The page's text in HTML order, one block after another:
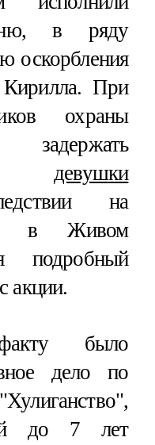
в ряду
оскорбления
Кирилла. При
охраны
девушки
на
в Живом
подробный
акции.
было
дело по
до 7 лет